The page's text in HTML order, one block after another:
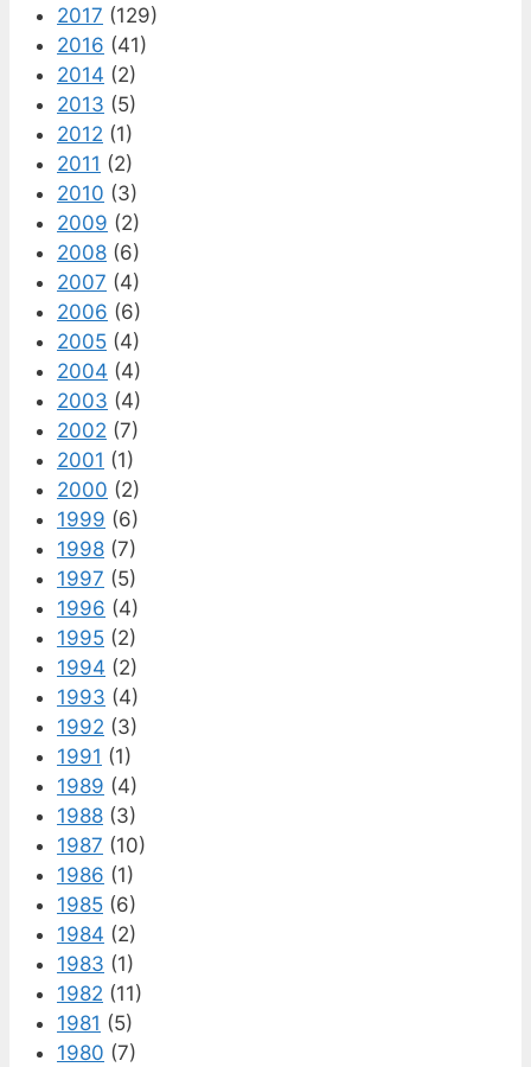
2017 (129)
2016 (41)
2014 (2)
2013 (5)
2012 (1)
2011 (2)
2010 (3)
2009 (2)
2008 (6)
2007 (4)
2006 (6)
2005 (4)
2004 (4)
2003 (4)
2002 (7)
2001 (1)
2000 (2)
1999 (6)
1998 (7)
1997 (5)
1996 (4)
1995 (2)
1994 (2)
1993 (4)
1992 (3)
1991 (1)
1989 (4)
1988 (3)
1987 (10)
1986 (1)
1985 (6)
1984 (2)
1983 (1)
1982 (11)
1981 (5)
1980 (7)